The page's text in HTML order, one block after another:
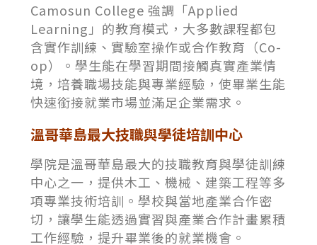
Camosun College 強調「Applied
Learning」的教育模式，大多數課程都包
含實作訓練、實驗室操作或合作教育（Co-
op）。學生能在學習期間接觸真實產業情
境，培養職場技能與專業經驗，使畢業生能
快速銜接就業市場並滿足企業需求。
溫哥華島最大技職與學徒培訓中心
學院是溫哥華島最大的技職教育與學徒訓練
中心之一，提供木工、機械、建築工程等多
項專業技術培訓。學校與當地產業合作密
切，讓學生能透過實習與產業合作計畫累積
工作經驗，提升畢業後的就業機會。